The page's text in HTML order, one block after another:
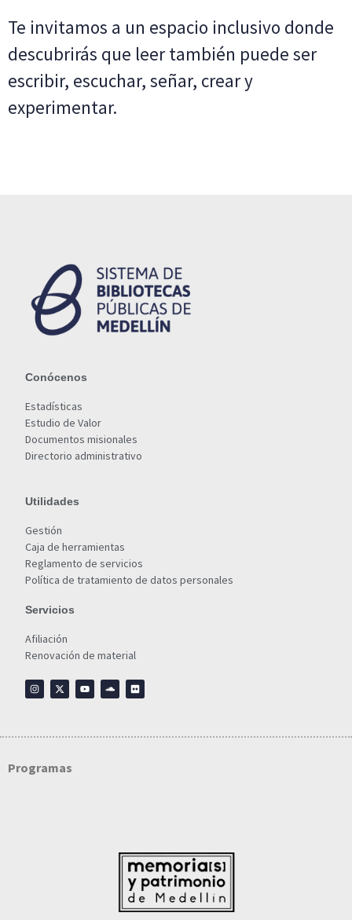
Te invitamos a un espacio inclusivo donde
descubrirás que leer también puede ser
escribir, escuchar, señar, crear y
experimentar.
Conócenos
Estadísticas
Estudio de Valor
Documentos misionales
Directorio administrativo
Utilidades
Gestión
Caja de herramientas
Reglamento de servicios
Política de tratamiento de datos personales
Servicios
Afiliación
Renovación de material
Programas